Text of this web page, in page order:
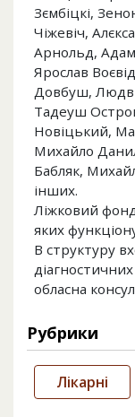
Зємбіцкі,
Чіжевіч,
Арнольд, Адам
Ярослав
Довбуш,
Тадеуш
Новіцький,
Михайло
Бабляк,
інших.
Ліжковий
яких
В структуру
обласна
Рубрики
Лікарні